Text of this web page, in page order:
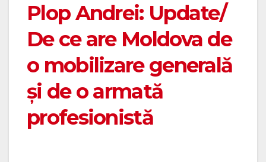
Plop Andrei: Update/
De ce are Moldova de
o mobilizare generală
și de o armată
profesionistă